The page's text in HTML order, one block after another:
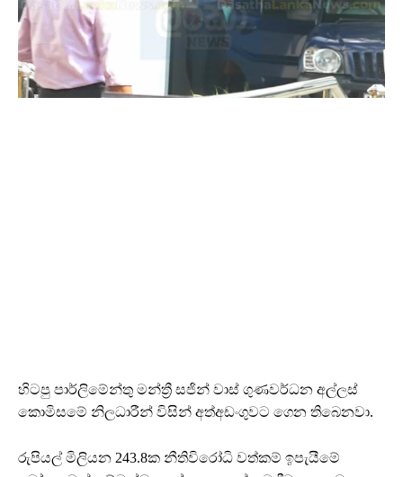
හිටපු පාර්ලිමේන්තු මන්ත්‍රී සජින් වාස් ගුණවර්ධන අල්ලස්
කොමිසමේ නිලධාරීන් විසින් අත්අඩංගුවට ගෙන තිබෙනවා.
රුපියල් මිලියන 243.8ක නීතිවිරෝධි වත්කම් ඉපැයීමේ